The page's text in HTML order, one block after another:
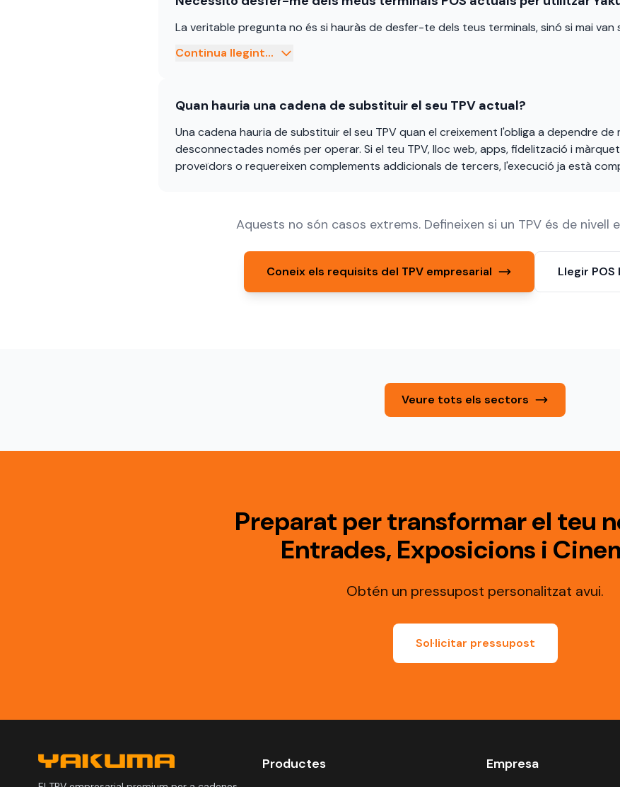
La veritable pregunta no és si hauràs de desfer-te dels teus terminals, sinó si mai van
Continua llegint...
Quan hauria una cadena de substituir el seu TPV actual?
Una cadena hauria de substituir el seu TPV quan el creixement l'obliga a dependre de
desconnectades només per operar. Si el teu TPV, lloc web, apps, fidelització i
proveïdors o requereixen complements addicionals de tercers, l'execució ja està
Aquests no són casos extrems. Defineixen si un TPV és de nivell
Coneix els requisits del TPV empresarial Llegir
Veure tots els sectors
Preparat per transformar el teu
Entrades, Exposicions i
Obtén un pressupost personalitzat avui.
Sol·licitar pressupost
Productes Empresa